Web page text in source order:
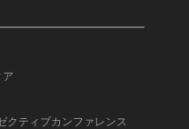
クティブカンファレンス